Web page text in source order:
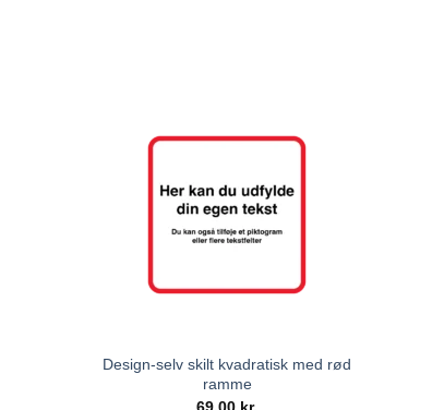
Design-selv skilt kvadratisk med rød
ramme
69,00 kr.